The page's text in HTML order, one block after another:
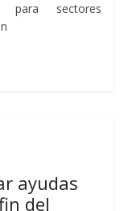
para sectores
ayudas
del